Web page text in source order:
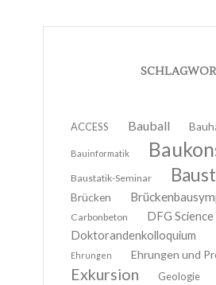
ACCESS Bauball
Bauinformatik
Baustatik-Seminar
Brücken
Carbonbeton
DFG
Doktorandenkolloquium
Ehrungen
Ehrungen und
Exkursion Geologie